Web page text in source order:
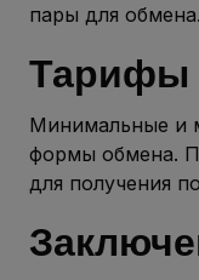
пары для обмена.
Тарифы
Минимальные и
формы обмена.
для получения